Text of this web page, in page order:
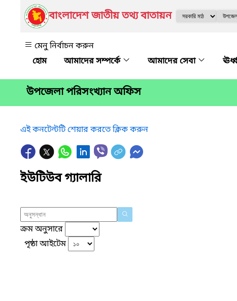
বাংলাদেশ জাতীয় তথ্য বাতায়ন
মেনু নির্বাচন করুন
আমাদের সম্পর্কে
আমাদের সেবা
উপজেলা পরিসংখ্যান অফিস
এই কনটেন্টটি শেয়ার করতে ক্লিক করুন
ইউটিউব গ্যালারি
ক্রম অনুসারে
পৃষ্ঠা আইটেম